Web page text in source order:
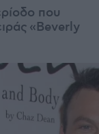
που
«Beverly